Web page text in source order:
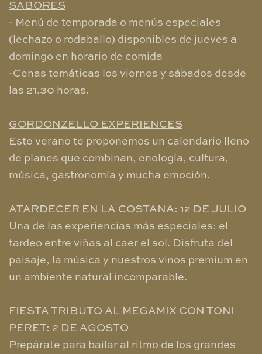
SABORES
- Menú de temporada o menús especiales
(lechazo o rodaballo) disponibles de jueves a
domingo en horario de comida
-Cenas temáticas los viernes y sábados desde
las 21.30 horas.
GORDONZELLO EXPERIENCES
Este verano te proponemos un calendario lleno
de planes que combinan, enología, cultura,
música, gastronomía y mucha emoción.
ATARDECER EN LA COSTANA: 12 DE JULIO
Una de las experiencias más especiales: el
tardeo entre viñas al caer el sol. Disfruta del
paisaje, la música y nuestros vinos premium en
un ambiente natural incomparable.
FIESTA TRIBUTO AL MEGAMIX CON TONI
PERET: 2 DE AGOSTO
Prepárate para bailar al ritmo de los grandes